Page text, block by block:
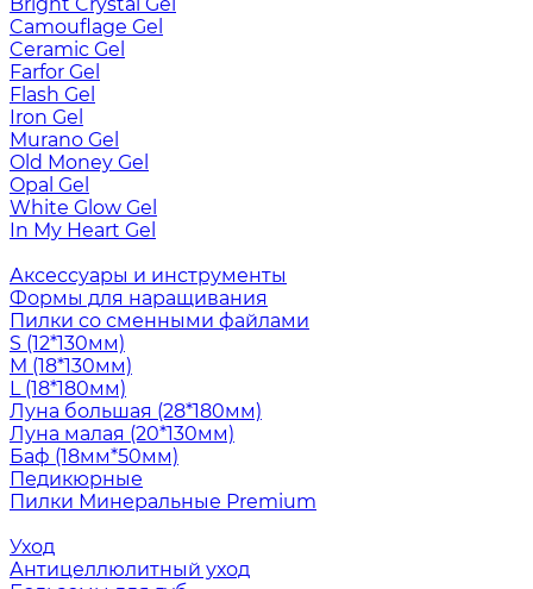
Camouflage Gel
Ceramic Gel
Farfor Gel
Flash Gel
Iron Gel
Murano Gel
Old Money Gel
Opal Gel
White Glow Gel
In My Heart Gel
Аксессуары и инструменты
Формы для наращивания
Пилки со сменными файлами
S (12*130мм)
M (18*130мм)
L (18*180мм)
Луна большая (28*180мм)
Луна малая (20*130мм)
Баф (18мм*50мм)
Педикюрные
Пилки Минеральные Premium
Уход
Антицеллюлитный уход